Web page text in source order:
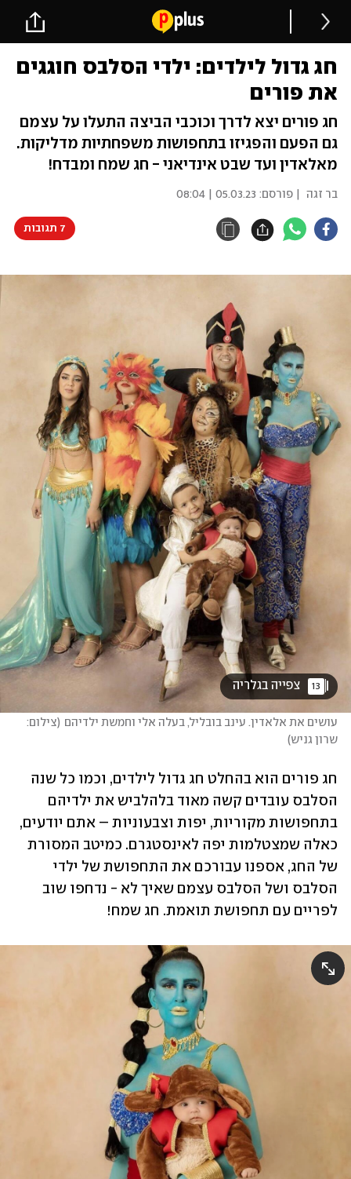
חג גדול לילדים: ילדי הסלבס חוגגים
את פורים
חג פורים יצא לדרך וכוכבי הביצה התעלו על עצמם
גם הפעם והפגיזו בתחפושות משפחתיות מדליקות.
מאלאדין ועד שבט אינדיאני - חג שמח ומבדח!
בר זגה | פורסם: 05.03.23 | 08:04
7 תגובות
13
עושים את אלאדין. עינב בובליל, בעלה אלי וחמשת ילדיהם (
שרון גניש)
לפריים עם תחפושת תואמת. חג שמח!